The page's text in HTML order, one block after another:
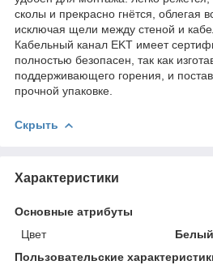
сколы и прекрасно гнётся, облегая
исключая щели между стеной и
Кабельный канал EKT имеет
полностью безопасен, так как
поддерживающего горения, и
прочной упаковке.
Скрыть
Характеристики
Основные атрибуты
Цвет
Белый
Пользовательские